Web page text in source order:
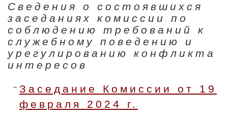
Сведения о состоявшихся
заседаниях комиссии по
соблюдению требований к
служебному поведению и
урегулированию конфликта
интересов
Заседание Комиссии от 19
февраля 2024 г.